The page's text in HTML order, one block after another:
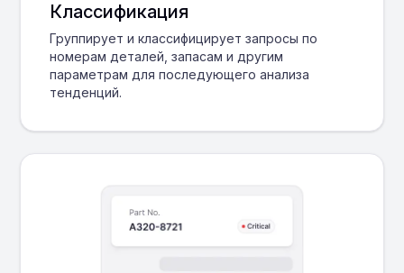
Классификация
Группирует и классифицирует запросы по
номерам деталей, запасам и другим
параметрам для последующего анализа
тенденций.